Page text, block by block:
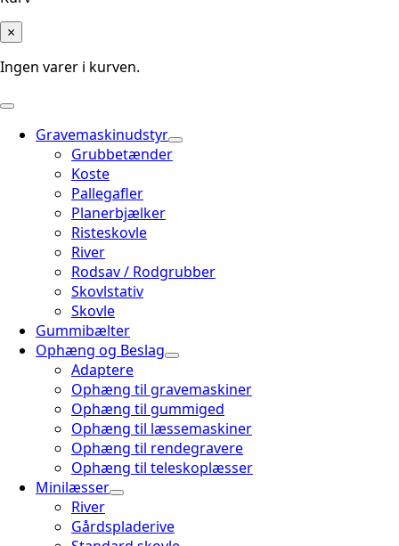
×
Ingen varer i kurven.
Gravemaskinudstyr
Grubbetænder
Koste
Pallegafler
Planerbjælker
Risteskovle
River
Rodsav / Rodgrubber
Skovlstativ
Skovle
Gummibælter
Ophæng og Beslag
Adaptere
Ophæng til gravemaskiner
Ophæng til gummiged
Ophæng til læssemaskiner
Ophæng til rendegravere
Ophæng til teleskoplæsser
Minilæsser
River
Gårdspladerive